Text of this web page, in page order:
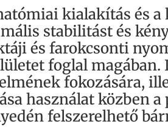
kialakítás és
stabilitást és
és farokcsonti
foglal magában.
fokozására,
használat közben
felszerelhető